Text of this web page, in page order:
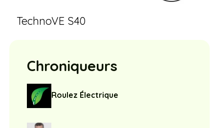
TechnoVE S40
Chroniqueurs
Roulez Électrique